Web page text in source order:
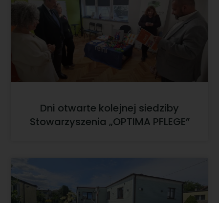
Dni otwarte kolejnej siedziby
Stowarzyszenia „OPTIMA PFLEGE”